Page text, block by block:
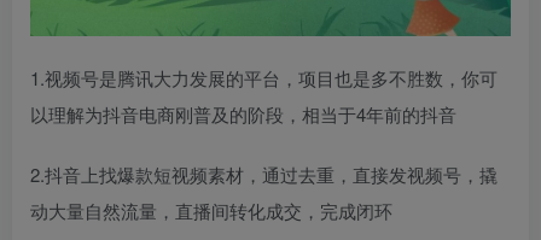
1.视频号是腾讯大力发展的平台，项目也是多不胜数，你可
以理解为抖音电商刚普及的阶段，相当于4年前的抖音
2.抖音上找爆款短视频素材，通过去重，直接发视频号，撬
动大量自然流量，直播间转化成交，完成闭环